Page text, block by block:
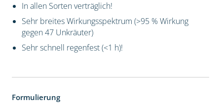
In allen Sorten verträglich!
Sehr breites Wirkungsspektrum (>95 % Wirkung
gegen 47 Unkräuter)
Sehr schnell regenfest (<1 h)!
Formulierung